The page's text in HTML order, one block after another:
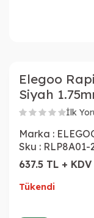
Elegoo
Siyah
İlk
Marka :
Sku : RLP8A01-
637.5 TL + KDV
Tükendi